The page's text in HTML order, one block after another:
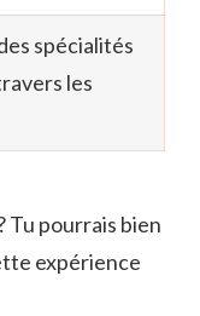
spécialités
les
Tu pourrais bien
expérience